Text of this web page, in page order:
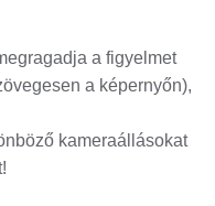
a figyelmet
a képernyőn),
kameraállásokat